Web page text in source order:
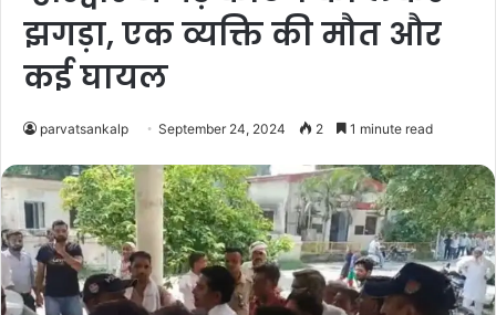
झगड़ा, एक व्यक्ति की मौत और
कई घायल
parvatsankalp September 24, 2024 2 1 minute read